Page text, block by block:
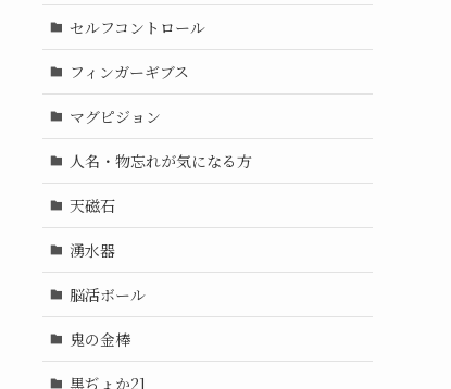
セルフコントロール
フィンガーギブス
マグピジョン
人名・物忘れが気になる方
天磁石
湧水器
脳活ボール
鬼の金棒
黒ぢょか21